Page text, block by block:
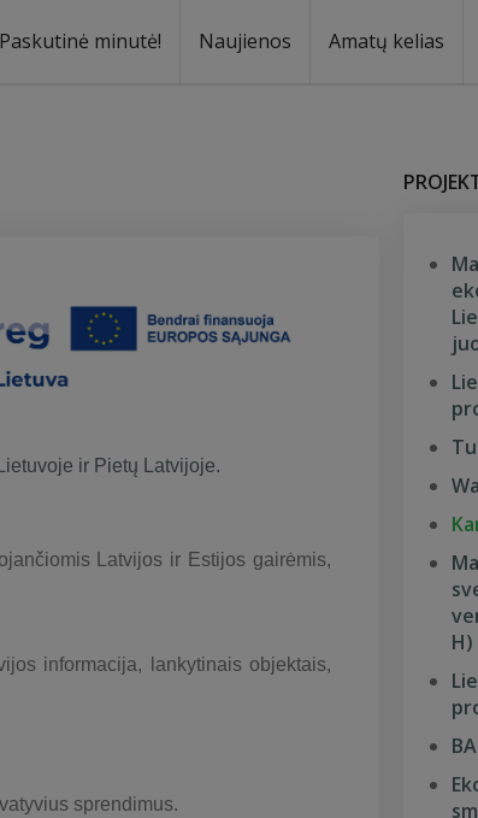
Paskutinė minutė! Naujienos Amatų kelias
ir Pietų Latvijoje.
Latvijos ir Estijos gairėmis,
informacija, lankytinais objektais,
sprendimus.
H)